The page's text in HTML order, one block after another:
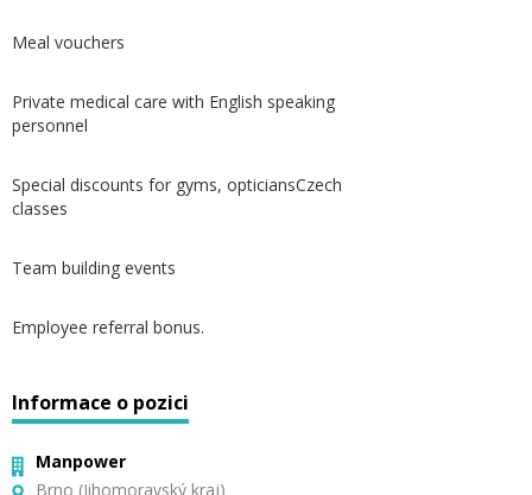
Meal vouchers
Private medical care with English speaking
personnel
Special discounts for gyms, opticiansCzech
classes
Team building events
Employee referral bonus.
Informace o pozici
Manpower
Brno (Jihomoravský kraj)